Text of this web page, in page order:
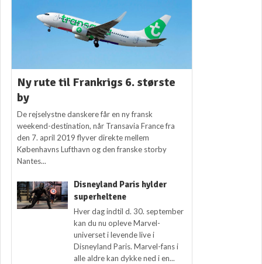
Ny rute til Frankrigs 6. største
by
De rejselystne danskere får en ny fransk
weekend-destination, når Transavia France fra
den 7. april 2019 flyver direkte mellem
Københavns Lufthavn og den franske storby
Nantes...
Disneyland Paris hylder
superheltene
Hver dag indtil d. 30. september
kan du nu opleve Marvel-
universet i levende live i
Disneyland Paris. Marvel-fans i
alle aldre kan dykke ned i en...